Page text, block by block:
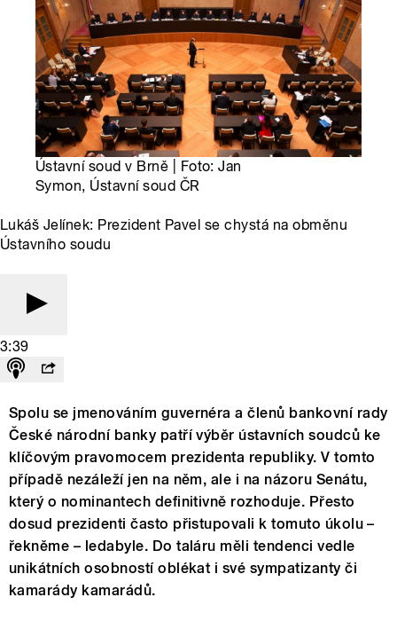
Ústavní soud v Brně | Foto: Jan
Symon, Ústavní soud ČR
Lukáš Jelínek: Prezident Pavel se chystá na obměnu
Ústavního soudu
3:39
Spolu se jmenováním guvernéra a členů bankovní rady
České národní banky patří výběr ústavních soudců ke
klíčovým pravomocem prezidenta republiky. V tomto
případě nezáleží jen na něm, ale i na názoru Senátu,
který o nominantech definitivně rozhoduje. Přesto
dosud prezidenti často přistupovali k tomuto úkolu –
řekněme – ledabyle. Do taláru měli tendenci vedle
unikátních osobností oblékat i své sympatizanty či
kamarády kamarádů.